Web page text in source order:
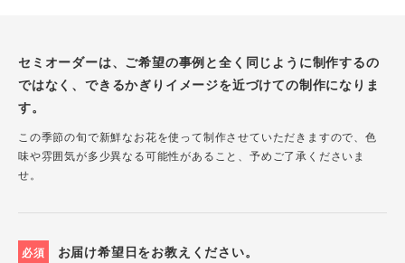
セミオーダーは、ご希望の事例と全く同じように制作するの
ではなく、できるかぎりイメージを近づけての制作になりま
す。
この季節の旬で新鮮なお花を使って制作させていただきますので、色
味や雰囲気が多少異なる可能性があること、予めご了承くださいま
せ。
必須 お届け希望日をお教えください。